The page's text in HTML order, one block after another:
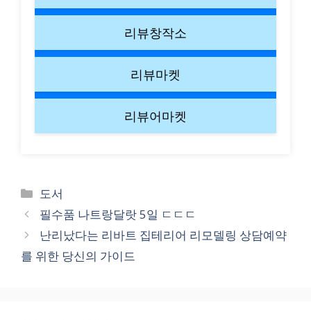
리뷰창작소
리뷰마켓
리뷰어마켓
Categories
도서
필수품 나트랑달랏 5일 ㄷㄷㄷ
난리났다는 리바트 집테리어 리모델링 상담예약
를 위한 당신의 가이드